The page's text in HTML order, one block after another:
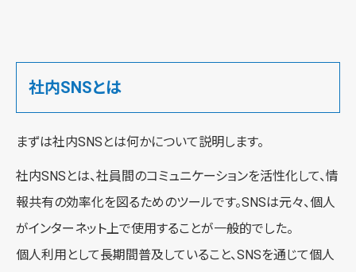
社内SNSとは
まずは社内SNSとは何かについて説明します。
社内SNSとは、社員間のコミュニケーションを活性化して、情
報共有の効率化を図るためのツールです。SNSは元々、個人
がインターネット上で使用することが一般的でした。
個人利用として長期間普及していること、SNSを通じて個人